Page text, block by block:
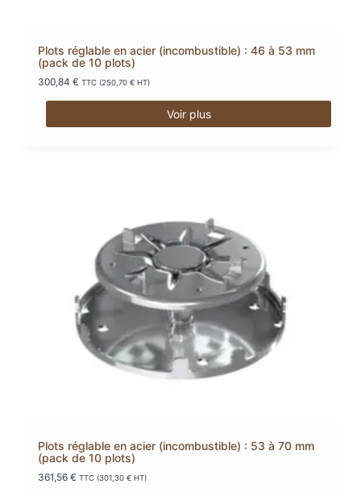
Plots réglable en acier (incombustible) : 46 à 53 mm
(pack de 10 plots)
300,84 € TTC (250,70 € HT)
Voir plus
Plots réglable en acier (incombustible) : 53 à 70 mm
(pack de 10 plots)
361,56 € TTC (301,30 € HT)